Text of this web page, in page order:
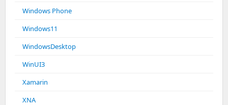
Windows Phone
Windows11
WindowsDesktop
WinUI3
Xamarin
XNA